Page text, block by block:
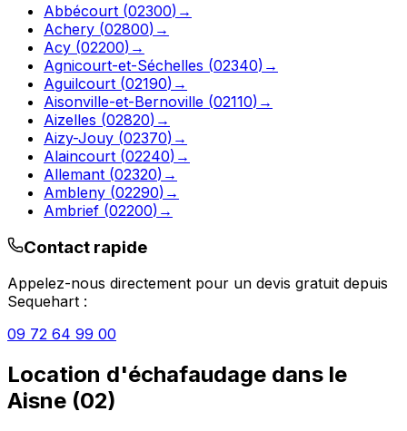
Abbécourt (02300) →
Achery (02800) →
Acy (02200) →
Agnicourt-et-Séchelles (02340) →
Aguilcourt (02190) →
Aisonville-et-Bernoville (02110) →
Aizelles (02820) →
Aizy-Jouy (02370) →
Alaincourt (02240) →
Allemant (02320) →
Ambleny (02290) →
Ambrief (02200) →
Contact rapide
Appelez-nous directement pour un devis gratuit depuis
Sequehart :
09 72 64 99 00
Location d'échafaudage dans le
Aisne (02)